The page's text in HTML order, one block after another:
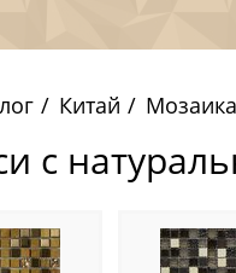
Китай
с